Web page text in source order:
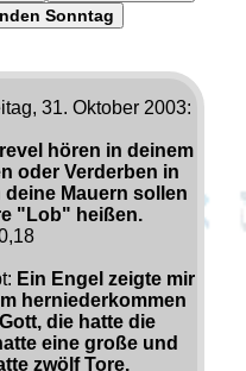
Sonntag
31. Oktober 2003:
hören in deinem
oder Verderben in
Mauern sollen
"Lob" heißen.
Ein Engel zeigte mir
herniederkommen
die hatte die
eine große und
zwölf Tore.